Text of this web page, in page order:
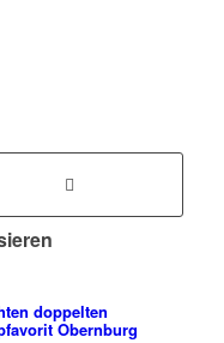
doppelten
Obernburg